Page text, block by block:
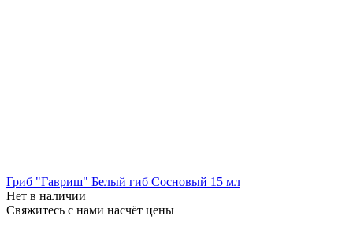
Гриб "Гавриш" Белый гиб Сосновый 15 мл
Нет в наличии
Свяжитесь с нами насчёт цены